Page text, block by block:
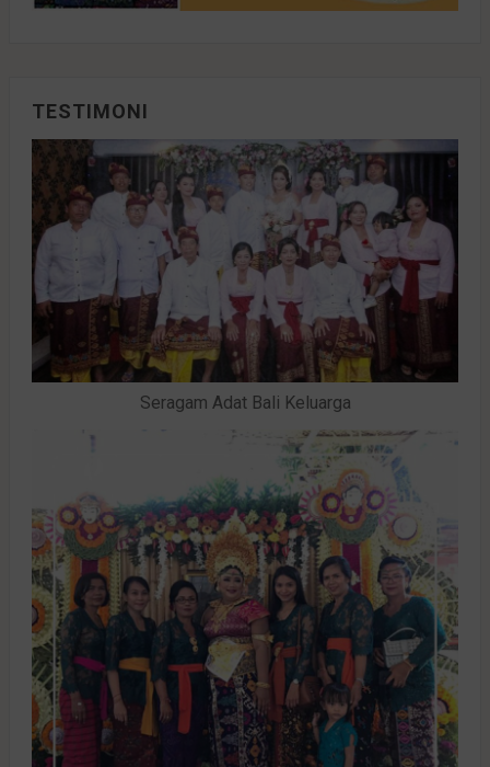
TESTIMONI
Seragam Adat Bali Keluarga